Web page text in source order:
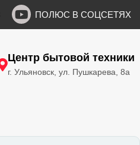
ПОЛЮС В СОЦСЕТЯХ
Центр бытовой техники
г. Ульяновск, ул. Пушкарева, 8а